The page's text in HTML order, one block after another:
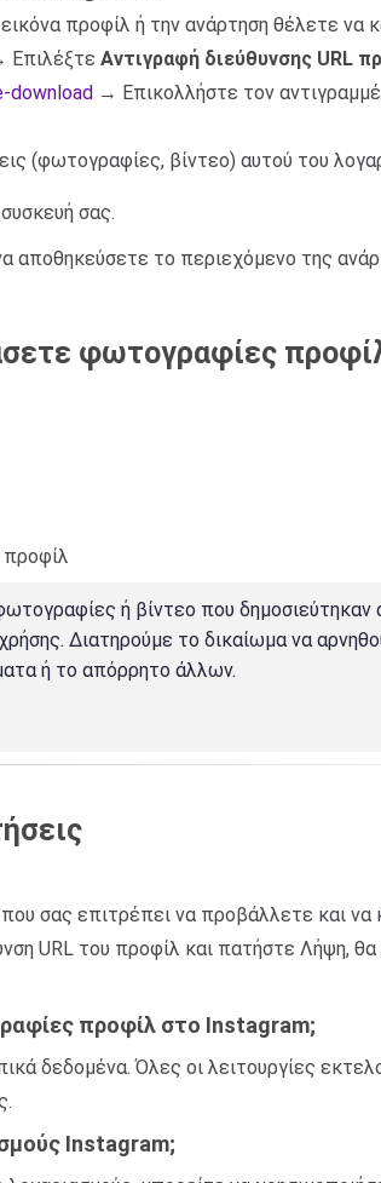
προφίλ ή την ανάρτηση θέλετε να
Επιλέξτε Αντιγραφή διεύθυνσης URL
download → Επικολλήστε τον
(φωτογραφίες, βίντεο) αυτού του
σας.
αποθηκεύσετε το περιεχόμενο της
φωτογραφίες
ή βίντεο που δημοσιεύτηκαν
Διατηρούμε το δικαίωμα να
ή το απόρρητο άλλων.
σας επιτρέπει να προβάλλετε και
URL του προφίλ και πατήστε Λήψη, θα
προφίλ στο Instagram;
δεδομένα. Όλες οι λειτουργίες
Instagram;